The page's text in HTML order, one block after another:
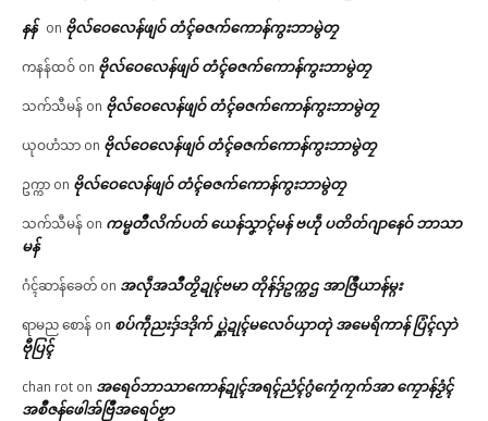
နန် on ဗိုလ်ဝေလေန်ဖျဝ် တံၚ်ဓဇက်ကောန်ကွးဘာမွဲတၠ
ကနန်ထဝ် on ဗိုလ်ဝေလေန်ဖျဝ် တံၚ်ဓဇက်ကောန်ကွးဘာမွဲတၠ
သက်သီမန် on ဗိုလ်ဝေလေန်ဖျဝ် တံၚ်ဓဇက်ကောန်ကွးဘာမွဲတၠ
ယုဝဟံသာ on ဗိုလ်ဝေလေန်ဖျဝ် တံၚ်ဓဇက်ကောန်ကွးဘာမွဲတၠ
ဥက္ကာ on ဗိုလ်ဝေလေန်ဖျဝ် တံၚ်ဓဇက်ကောန်ကွးဘာမွဲတၠ
သက်သီမန် on ကမ္မတဳလိက်ပတ် ယေန်သၞာၚ်မန် ဗဟဵု ပတိတ်ဂျာနေဝ် ဘာသာ
မန်
ဂံၚ်ဆာန်ခေတ် on အလဵုအသဳတၟိဍုၚ်ဗမာ တိုန်ဒှ်ဥက္ကဌ အာဇြဳယာန်မ္ဂး
ရာမည စောန် on စပ်ကဵုညးဒှ်ဒဒိုက် ပ္ဋဲဍုၚ်မလေဝ်ယှာတုဲ အမေရိကာန် ပြံၚ်လှာဲ
ဗီုပြၚ်
chan rot on အရေဝ်ဘာသာကောန်ဍုၚ်အရၚ်ညံၚ်ဂွံကၠေံကၠက်အာ ကၠောန်ဒၟံၚ်
အစဳဇန်ဖေါအ်ဗြဳအရေဝ်ဗၟာ